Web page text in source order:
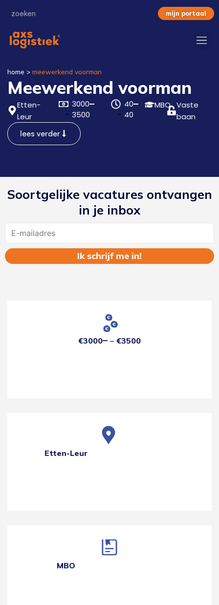
mijn portaal
home > meewerkend voorman
Meewerkend voorman
Etten-
Leur
3000
3500
40
40
MBO Vaste
baan
lees verder
Soortgelijke vacatures ontvangen
in je inbox
€3000 €3500
Etten-Leur
MBO